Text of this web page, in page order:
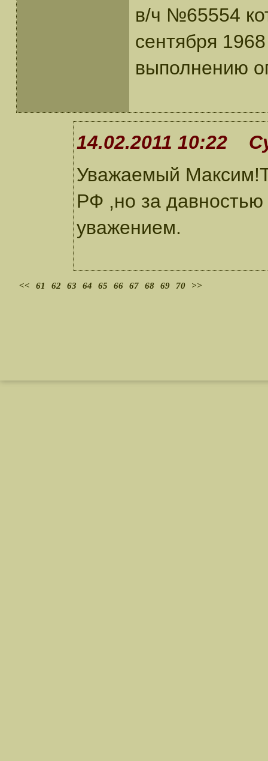
в/ч №65554
сентября
выполнению
14.02.2011 10:22
Уважаемый
РФ ,но за
уважением.
<< 61 62 63 64 65 66 67 68 69 70 >>